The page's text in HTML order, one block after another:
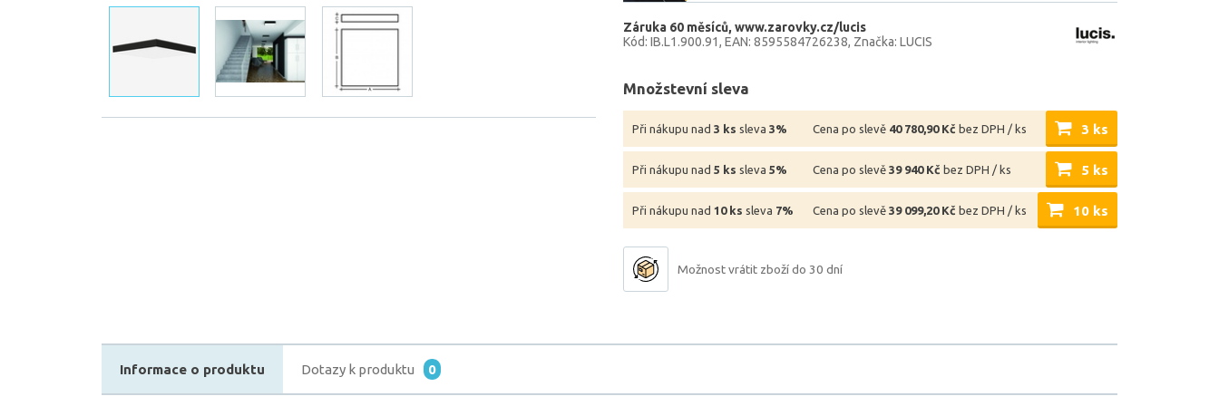
Záruka 60 měsíců www.zarovky.cz/lucis
Kód: IB.L1.900.91 EAN: 8595584726238 Značka: LUCIS
Množstevní sleva
Při nákupu nad 3 ks sleva 3% Cena po slevě 40 780,90 Kč bez DPH / ks 3 ks
Při nákupu nad 5 ks sleva 5% Cena po slevě 39 940 Kč bez DPH / ks 5 ks
Při nákupu nad 10 ks sleva 7% Cena po slevě 39 099,20 Kč bez DPH / ks 10 ks
Možnost vrátit zboží do 30 dní
Informace o produktu Dotazy k produktu 0